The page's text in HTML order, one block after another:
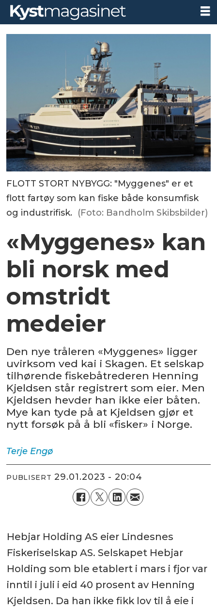
FLOTT STORT NYBYGG: "Myggenes" er et
flott fartøy som kan fiske både konsumfisk
og industrifisk. (Foto: Bandholm Skibsbilder)
«Myggenes» kan
bli norsk med
omstridt
medeier
Den nye tråleren «Myggenes» ligger
uvirksom ved kai i Skagen. Et selskap
tilhørende fiskebåtrederen Henning
Kjeldsen står registrert som eier. Men
Kjeldsen hevder han ikke eier båten.
Mye kan tyde på at Kjeldsen gjør et
nytt forsøk på å bli «fisker» i Norge.
Terje Engø
PUBLISERT 29.01.2023 - 20:04
Hebjar Holding AS eier Lindesnes
Fiskeriselskap AS. Selskapet Hebjar
Holding som ble etablert i mars i fjor var
inntil i juli i eid 40 prosent av Henning
Kjeldsen. Da han ikke fikk lov til å eie i